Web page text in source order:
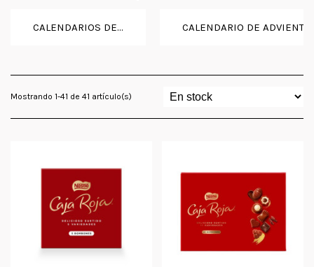
CALENDARIOS DE... CALENDARIO DE
Mostrando 1-41 de 41 artículo(s)